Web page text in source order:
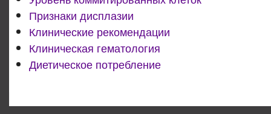
Признаки дисплазии
Клинические рекомендации
Клиническая гематология
Диетическое потребление